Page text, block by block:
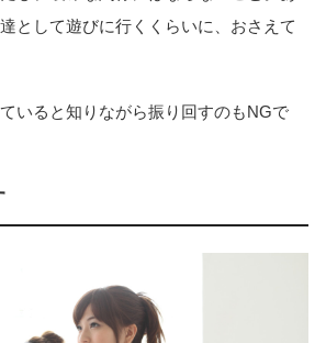
として遊びに行くくらいに、おさえて
いると知りながら振り回すのもNGで